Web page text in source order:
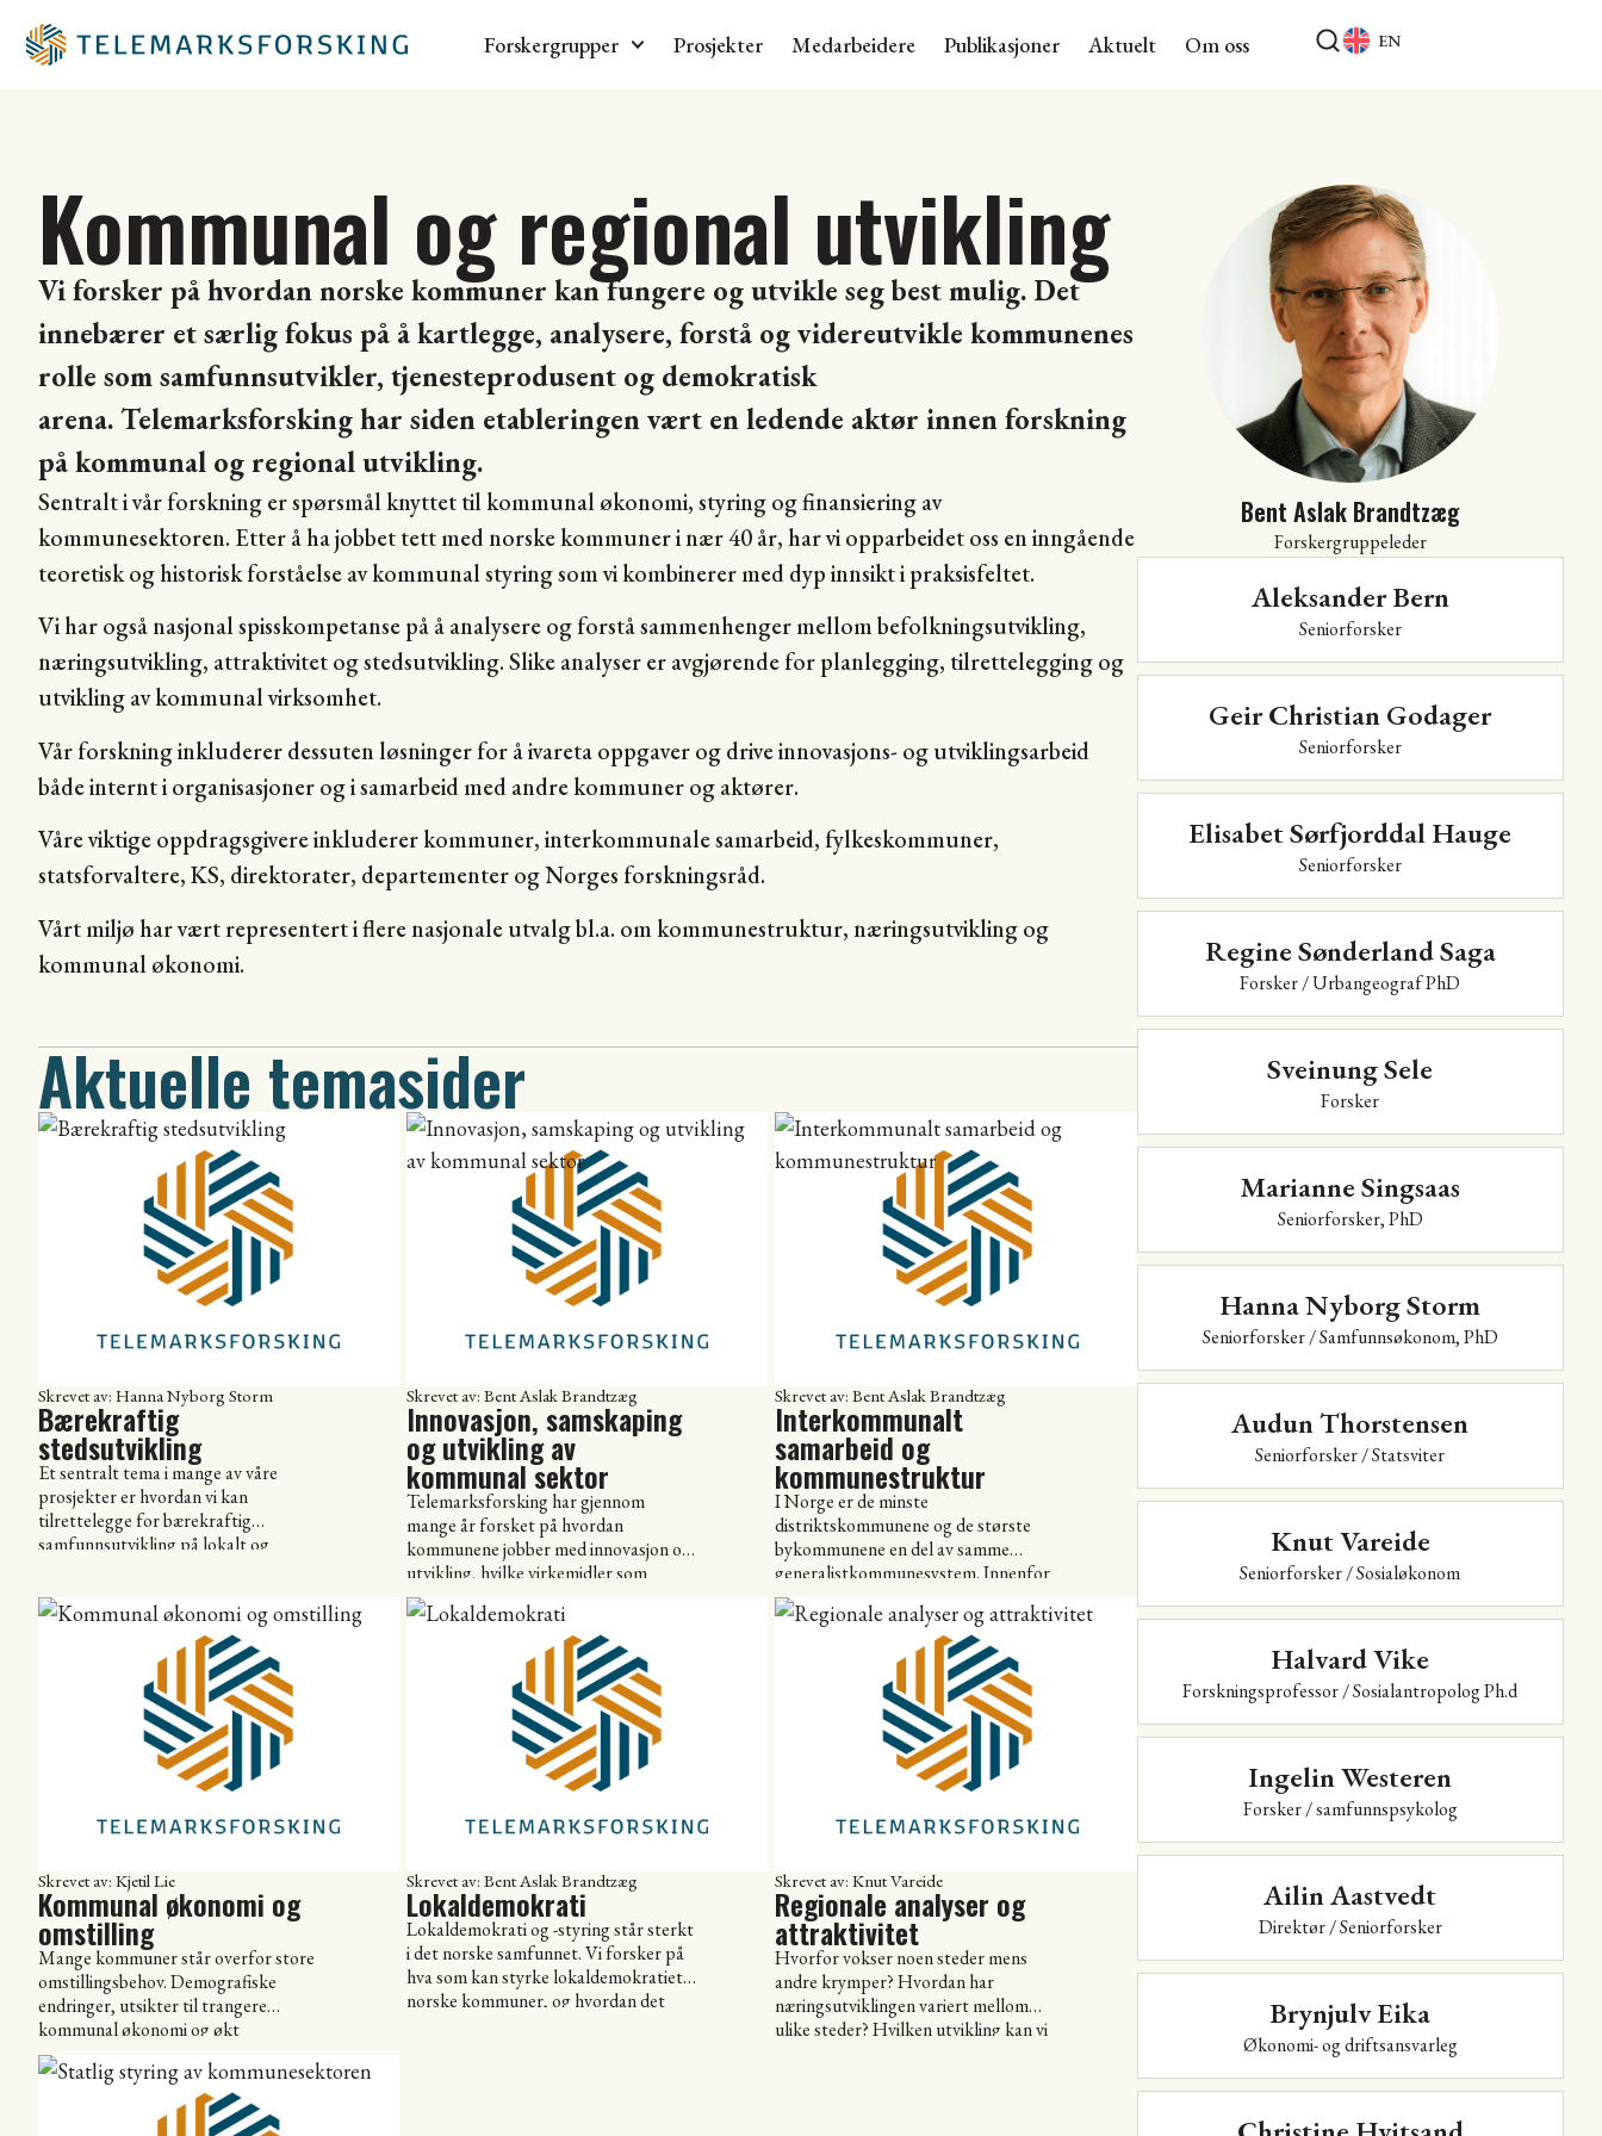
Forskergrupper Prosjekter Medarbeidere Publikasjoner Aktuelt Om oss EN
Kommunal og regional utvikling
Vi forsker på hvordan norske kommuner kan fungere og utvikle seg best mulig. Det
innebærer et særlig fokus på å kartlegge, analysere, forstå og videreutvikle kommunenes
rolle som samfunnsutvikler, tjenesteprodusent og demokratisk
arena. Telemarksforsking har siden etableringen vært en ledende aktør innen forskning
på kommunal og regional utvikling.
Sentralt i vår forskning er spørsmål knyttet til kommunal økonomi, styring og finansiering av
kommunesektoren. Etter å ha jobbet tett med norske kommuner i nær 40 år, har vi opparbeidet oss en inngående
teoretisk og historisk forståelse av kommunal styring som vi kombinerer med dyp innsikt i praksisfeltet.
Vi har også nasjonal spisskompetanse på å analysere og forstå sammenhenger mellom befolkningsutvikling,
næringsutvikling, attraktivitet og stedsutvikling. Slike analyser er avgjørende for planlegging, tilrettelegging og
utvikling av kommunal virksomhet.
Vår forskning inkluderer dessuten løsninger for å ivareta oppgaver og drive innovasjons- og utviklingsarbeid
både internt i organisasjoner og i samarbeid med andre kommuner og aktører.
Våre viktige oppdragsgivere inkluderer kommuner, interkommunale samarbeid, fylkeskommuner,
statsforvaltere, KS, direktorater, departementer og Norges forskningsråd.
Vårt miljø har vært representert i flere nasjonale utvalg bl.a. om kommunestruktur, næringsutvikling og
kommunal økonomi.
Aktuelle temasider
Skrevet av: Hanna Nyborg Storm
Bærekraftig
stedsutvikling
Et sentralt tema i mange av våre
prosjekter er hvordan vi kan
tilrettelegge for bærekraftig
samfunnsutvikling på lokalt og
problemstilling som går på tvers av
mange tema vi jobber med, som for
eksempel regionale analyser,
samfunnsplanlegging, innovasjon og
samskaping. Begrepet bred
verdiskaping har også vært sentralt i
en rekke prosjekter. […]
Skrevet av: Bent Aslak Brandtzæg
Innovasjon, samskaping
og utvikling av
kommunal sektor
Telemarksforsking har gjennom
mange år forsket på hvordan
kommunene jobber med innovasjon og
utvikling, hvilke virkemidler som
benyttes og hvilke resultater man
oppnår. Dette inkluderer arbeid med
gevinstrealisering, spredning og
implementering av innovasjoner.
Samskaping har de siste årene et tema
som går igjen på
kommunekonferanser og omtales i
stortingsmeldinger om offentlig
sektor. Samskaping i offentlig […]
Skrevet av: Bent Aslak Brandtzæg
Interkommunalt
samarbeid og
kommunestruktur
I Norge er de minste
distriktskommunene og de største
bykommunene en del av samme
generalistkommunesystem. Innenfor
dette systemet er kommunene
avhengig av å samarbeide med
hverandre for å fylle sine roller. Vi
forsker på hvordan kommunene, store
som små, får dette samarbeidet til å
fungere optimalt og hvordan hver
enkelt kommune bør organisere seg
Skrevet av: Kjetil Lie
Kommunal økonomi og
omstilling
Mange kommuner står overfor store
omstillingsbehov. Demografiske
endringer, utsikter til trangere
kommunal økonomi og økt
konkurranse om arbeidskraft er bare
noen av utfordringene som bidrar til
dette behovet. Vi produserer
kunnskap som hjelper kommunene
Skrevet av: Bent Aslak Brandtzæg
Lokaldemokrati
Lokaldemokrati og -styring står sterkt
i det norske samfunnet. Vi forsker på
hva som kan styrke lokaldemokratiet i
norske kommuner, og hvordan det
Skrevet av: Knut Vareide
Regionale analyser og
attraktivitet
Hvorfor vokser noen steder mens
andre krymper? Hvordan har
næringsutviklingen variert mellom
ulike steder? Hvilken utvikling kan vi
Bent Aslak Brandtzæg
Forskergruppeleder
Aleksander Bern
Seniorforsker
Geir Christian Godager
Seniorforsker
Elisabet Sørfjorddal Hauge
Seniorforsker
Regine Sønderland Saga
Forsker / Urbangeograf PhD
Sveinung Sele
Forsker
Marianne Singsaas
Seniorforsker, PhD
Hanna Nyborg Storm
Seniorforsker / Samfunnsøkonom, PhD
Audun Thorstensen
Seniorforsker / Statsviter
Knut Vareide
Seniorforsker / Sosialøkonom
Halvard Vike
Forskningsprofessor / Sosialantropolog Ph.d
Ingelin Westeren
Forsker / samfunnspsykolog
Ailin Aastvedt
Direktør / Seniorforsker
Brynjulv Eika
Økonomi- og driftsansvarleg